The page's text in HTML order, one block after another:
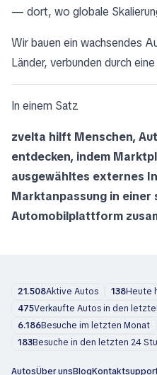
— dort, wo globale
Wir bauen ein wachsendes
Länder, verbunden durch
In einem Satz
zvelta hilft Menschen,
entdecken, indem
ausgewähltes externes
Marktanpassung in einer
Automobilplattform
21.508Aktive Autos 138Heute
475Verkaufte Autos in den
6.186Besuche im letzten Monat
183Besuche in den letzten 24
AutosÜber unsBlogKontakt